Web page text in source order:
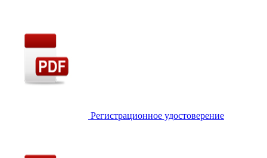
Регистрационное удостоверение